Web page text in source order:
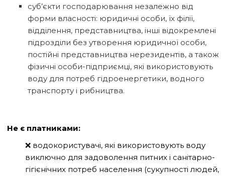
суб’єкти господарювання незалежно від
форми власності: юридичні особи, їх філії,
відділення, представництва, інші відокремлені
підрозділи без утворення юридичної особи,
постійні представництва нерезидентів, а також
фізичні особи-підприємці, які використовують
воду для потреб гідроенергетики, водного
транспорту і рибництва.
Не є платниками:
❌ водокористувачі, які використовують воду
виключно для задоволення питних і санітарно-
гігієнічних потреб населення (сукупності людей,